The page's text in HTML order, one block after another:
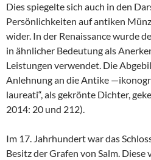
Dies spiegelte sich auch in den
Persönlichkeiten auf antiken
wider. In der Renaissance wurde
in ähnlicher Bedeutung als
Leistungen verwendet. Die
Anlehnung an die Antike
laureati“, als gekrönte Dichter,
2014: 20 und 212).
Im 17. Jahrhundert war das
Besitz der Grafen von Salm.